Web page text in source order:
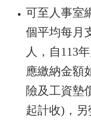
可至人事室
個平均每月
人，自113
應繳納金額
險及工資墊
起計收)，